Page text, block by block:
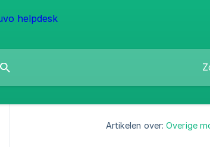
Artikelen over: Overige